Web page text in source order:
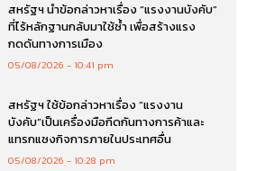
สหรัฐฯ นำข้อกล่าวหาเรื่อง “แรงงานบังคับ”
ที่ไร้หลักฐานกลับมาใช้ซ้ำ เพื่อสร้างแรง
กดดันทางการเมือง
05/08/2026 10:41 pm
สหรัฐฯ ใช้ข้อกล่าวหาเรื่อง “แรงงาน
บังคับ”เป็นเครื่องมือกีดกันทางการค้าและ
แทรกแซงกิจการภายในประเทศอื่น
05/08/2026 10:28 pm